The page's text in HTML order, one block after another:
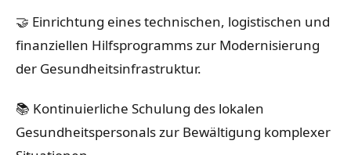
🤝 Einrichtung eines technischen, logistischen und
finanziellen Hilfsprogramms zur Modernisierung
der Gesundheitsinfrastruktur.
📚 Kontinuierliche Schulung des lokalen
Gesundheitspersonals zur Bewältigung komplexer